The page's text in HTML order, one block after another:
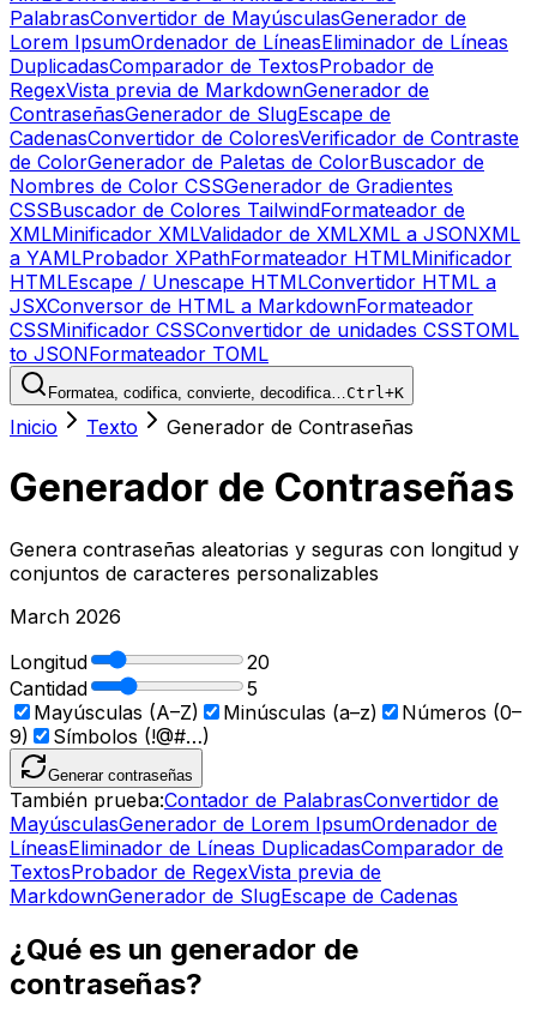
PalabrasConvertidor de MayúsculasGenerador de
Lorem IpsumOrdenador de LíneasEliminador de Líneas
DuplicadasComparador de TextosProbador de
RegexVista previa de MarkdownGenerador de
ContraseñasGenerador de SlugEscape de
CadenasConvertidor de ColoresVerificador de Contraste
de ColorGenerador de Paletas de ColorBuscador de
Nombres de Color CSSGenerador de Gradientes
CSSBuscador de Colores TailwindFormateador de
XMLMinificador XMLValidador de XMLXML a JSONXML
a YAMLProbador XPathFormateador HTMLMinificador
HTMLEscape / Unescape HTMLConvertidor HTML a
JSXConversor de HTML a MarkdownFormateador
CSSMinificador CSSConvertidor de unidades CSSTOML
to JSONFormateador TOML
Formatea, codifica, convierte, decodifica…Ctrl+K
Inicio Texto Generador de Contraseñas
Generador de Contraseñas
Genera contraseñas aleatorias y seguras con longitud y
conjuntos de caracteres personalizables
March 2026
Longitud
20
Cantidad
5
Mayúsculas (A–Z)
Minúsculas (a–z)
Números (0–
9)
Símbolos (!@#…)
Generar contraseñas
También prueba:Contador de PalabrasConvertidor de
MayúsculasGenerador de Lorem IpsumOrdenador de
LíneasEliminador de Líneas DuplicadasComparador de
TextosProbador de RegexVista previa de
MarkdownGenerador de SlugEscape de Cadenas
¿Qué es un generador de
contraseñas?